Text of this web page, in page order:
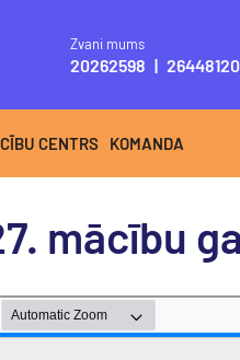
Zvani mums
20262598 | 26448120
CENTRS KOMANDA
mācību